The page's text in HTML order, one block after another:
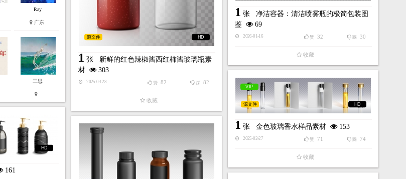
Ray
广东
三思
1 张 净洁容器：清洁喷雾瓶的极简包装图
鉴
69
2026-01-16 踩 30
赞 32
收藏
HD
源文件
1 张 新鲜的红色辣椒酱西红柿酱玻璃瓶素
材
303
2025-04-28 踩 82
赞 82
收藏
VIP
HD
源文件
1 张 金色玻璃香水样品素材 153
2025-02-27 踩 74
赞 71
收藏
HD
161